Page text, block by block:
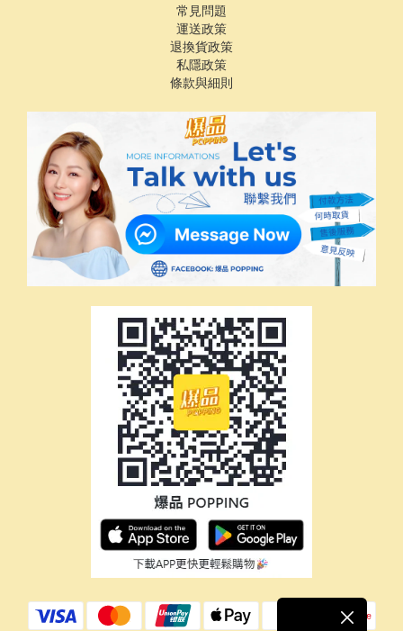
常見問題
運送政策
退換貨政策
私隱政策
條款與細則